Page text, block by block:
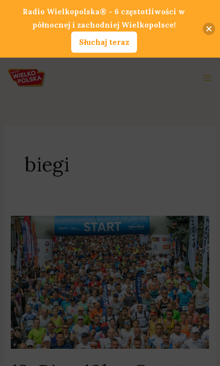
biegi
12.
Bieg
10km
Szpot
Swarzędz
i
5.
Bieg
Rodzinny
Szpot
Swarzędz
Radio Wielkopolska® - 6 częstotliwości w
północnej i zachodniej Wielkopolsce!
Słuchaj teraz